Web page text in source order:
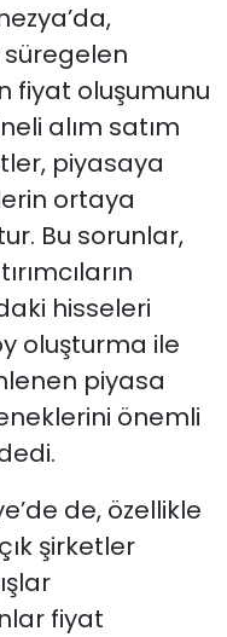
süregelen
fiyat oluşumunu
alım satım
piyasaya
ortaya
Bu sorunlar,
hisseleri
oluşturma ile
piyasa
önemli
de, özellikle
şirketler
fiyat